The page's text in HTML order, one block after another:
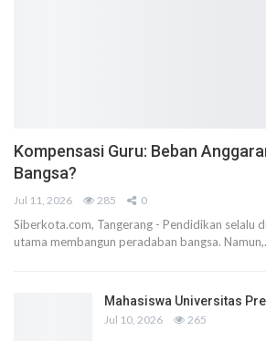
Kompensasi Guru: Beban
Bangsa?
Jul 11, 2026 285 0
Siberkota.com, Tangerang - Pendidikan selalu
utama membangun peradaban bangsa.
Mahasiswa Universitas
Jul 10, 2026 265